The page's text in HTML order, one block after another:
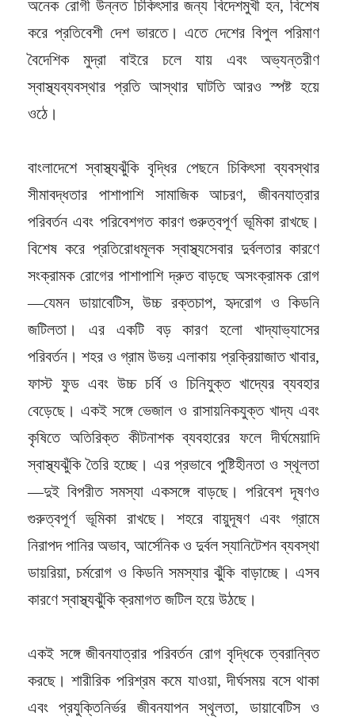
অনেক রোগী উন্নত চিকিৎসার জন্য বিদেশমুখী হন, বিশেষ
করে প্রতিবেশী দেশ ভারতে। এতে দেশের বিপুল পরিমাণ
বৈদেশিক মুদ্রা বাইরে চলে যায় এবং অভ্যন্তরীণ
স্বাস্থ্যব্যবস্থার প্রতি আস্থার ঘাটতি আরও স্পষ্ট হয়ে
ওঠে।
বাংলাদেশে স্বাস্থ্যঝুঁকি বৃদ্ধির পেছনে চিকিৎসা ব্যবস্থার
সীমাবদ্ধতার পাশাপাশি সামাজিক আচরণ, জীবনযাত্রার
পরিবর্তন এবং পরিবেশগত কারণ গুরুত্বপূর্ণ ভূমিকা রাখছে।
বিশেষ করে প্রতিরোধমূলক স্বাস্থ্যসেবার দুর্বলতার কারণে
সংক্রামক রোগের পাশাপাশি দ্রুত বাড়ছে অসংক্রামক রোগ
—যেমন ডায়াবেটিস, উচ্চ রক্তচাপ, হৃদরোগ ও কিডনি
জটিলতা। এর একটি বড় কারণ হলো খাদ্যাভ্যাসের
পরিবর্তন। শহর ও গ্রাম উভয় এলাকায় প্রক্রিয়াজাত খাবার,
ফাস্ট ফুড এবং উচ্চ চর্বি ও চিনিযুক্ত খাদ্যের ব্যবহার
বেড়েছে। একই সঙ্গে ভেজাল ও রাসায়নিকযুক্ত খাদ্য এবং
কৃষিতে অতিরিক্ত কীটনাশক ব্যবহারের ফলে দীর্ঘমেয়াদি
স্বাস্থ্যঝুঁকি তৈরি হচ্ছে। এর প্রভাবে পুষ্টিহীনতা ও স্থূলতা
—দুই বিপরীত সমস্যা একসঙ্গে বাড়ছে। পরিবেশ দূষণও
গুরুত্বপূর্ণ ভূমিকা রাখছে। শহরে বায়ুদূষণ এবং গ্রামে
নিরাপদ পানির অভাব, আর্সেনিক ও দুর্বল স্যানিটেশন ব্যবস্থা
ডায়রিয়া, চর্মরোগ ও কিডনি সমস্যার ঝুঁকি বাড়াচ্ছে। এসব
কারণে স্বাস্থ্যঝুঁকি ক্রমাগত জটিল হয়ে উঠছে।
একই সঙ্গে জীবনযাত্রার পরিবর্তন রোগ বৃদ্ধিকে ত্বরান্বিত
করছে। শারীরিক পরিশ্রম কমে যাওয়া, দীর্ঘসময় বসে থাকা
এবং প্রযুক্তিনির্ভর জীবনযাপন স্থূলতা, ডায়াবেটিস ও